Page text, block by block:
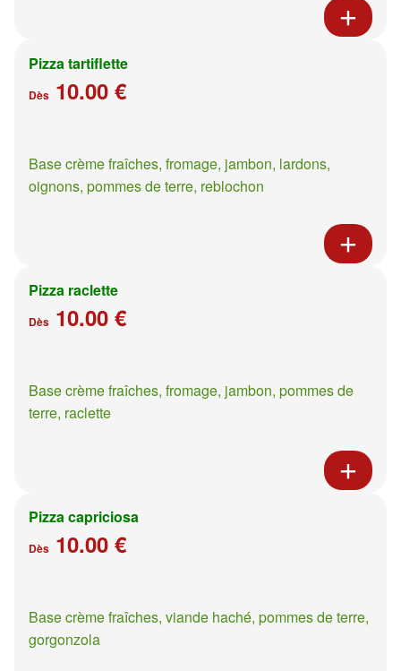
Pizza tartiflette
Dès 10.00 €
Base crème fraîches, fromage, jambon, lardons,
oignons, pommes de terre, reblochon
Pizza raclette
Dès 10.00 €
Base crème fraîches, fromage, jambon, pommes de
terre, raclette
Pizza capriciosa
Dès 10.00 €
Base crème fraîches, viande haché, pommes de terre,
gorgonzola